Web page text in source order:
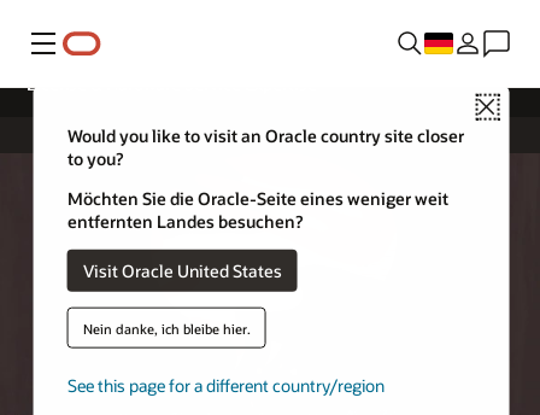
Menü
Close
Would you like to visit an Oracle country site closer
to you?
Möchten Sie die Oracle-Seite eines weniger weit
entfernten Landes besuchen?
Visit Oracle United States
Nein danke, ich bleibe hier.
See this page for a different country/region
License & Hardware Service Expertise